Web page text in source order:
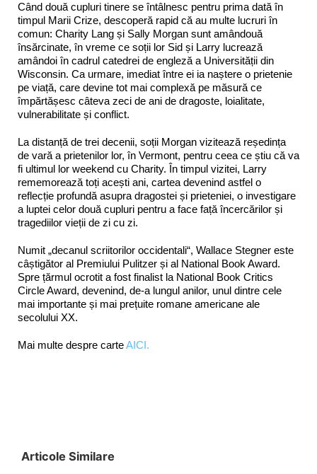
Când două cupluri tinere se întâlnesc pentru prima dată în
timpul Marii Crize, descoperă rapid că au multe lucruri în
comun: Charity Lang și Sally Morgan sunt amândouă
însărcinate, în vreme ce soții lor Sid și Larry lucrează
amândoi în cadrul catedrei de engleză a Universității din
Wisconsin. Ca urmare, imediat între ei ia naștere o prietenie
pe viață, care devine tot mai complexă pe măsură ce
împărtășesc câteva zeci de ani de dragoste, loialitate,
vulnerabilitate și conflict.
La distanță de trei decenii, soții Morgan vizitează reședința
de vară a prietenilor lor, în Vermont, pentru ceea ce știu că va
fi ultimul lor weekend cu Charity. În timpul vizitei, Larry
rememorează toți acești ani, cartea devenind astfel o
reflecție profundă asupra dragostei și prieteniei, o investigare
a luptei celor două cupluri pentru a face față încercărilor și
tragediilor vieții de zi cu zi.
Numit „decanul scriitorilor occidentali“, Wallace Stegner este
câștigător al Premiului Pulitzer și al National Book Award.
Spre țărmul ocrotit a fost finalist la National Book Critics
Circle Award, devenind, de-a lungul anilor, unul dintre cele
mai importante și mai prețuite romane americane ale
secolului XX.
Mai multe despre carteAICI.
Articole Similare